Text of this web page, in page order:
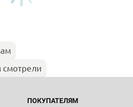
смотрели
ПОКУПАТЕЛЯМ